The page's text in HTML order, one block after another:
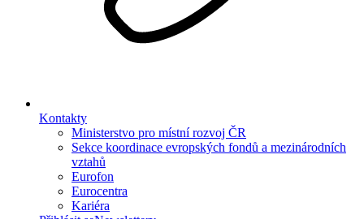
Kontakty
Ministerstvo pro místní rozvoj ČR
Sekce koordinace evropských fondů a mezinárodních
vztahů
Eurofon
Eurocentra
Kariéra